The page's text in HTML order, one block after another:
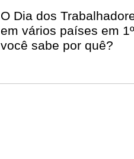
O Dia dos
em vários países em
você sabe por quê?